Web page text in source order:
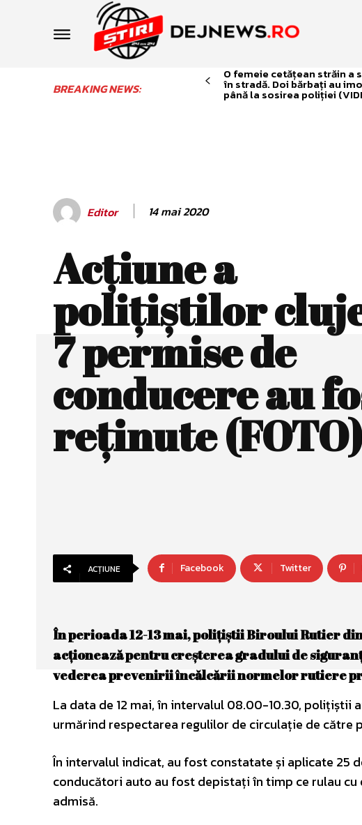
BREAKING NEWS:
O femeie cetățean străin a
în stradă. Doi bărbați au
până la sosirea poliției
Editor 14 mai 2020
Acţiune a
poliţiştilor
7 permise de
conducere au
reţinute (FOTO)
ACȚIUNE Facebook Twitter
În perioada 12-13 mai, polițiștii Biroului Rutier
acționează pentru creșterea gradului de
vederea prevenirii încălcării normelor rutiere
La data de 12 mai, în intervalul 08.00-10.30, polițiștii
urmărind respectarea regulilor de circulație de către
În intervalul indicat, au fost constatate și aplicate 25
conducători auto au fost depistați în timp ce rulau
admisă.